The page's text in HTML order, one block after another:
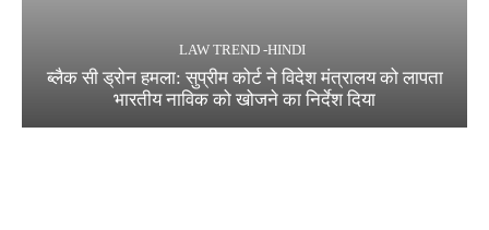
LAW TREND -HINDI
ब्लैक सी ड्रोन हमला: सुप्रीम कोर्ट ने विदेश मंत्रालय को लापता
भारतीय नाविक को खोजने का निर्देश दिया